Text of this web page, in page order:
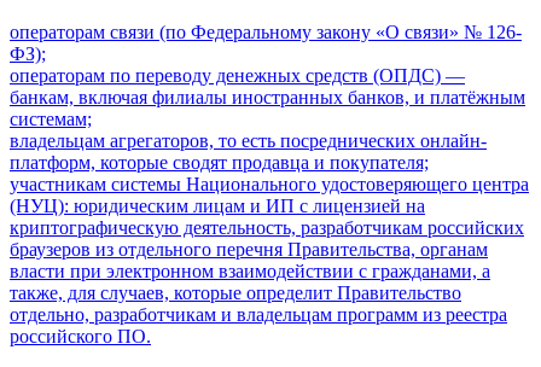
операторам связи (по Федеральному закону «О связи» № 126-
ФЗ);
операторам по переводу денежных средств (ОПДС) —
банкам, включая филиалы иностранных банков, и платёжным
системам;
владельцам агрегаторов, то есть посреднических онлайн-
платформ, которые сводят продавца и покупателя;
участникам системы Национального удостоверяющего центра
(НУЦ): юридическим лицам и ИП с лицензией на
криптографическую деятельность, разработчикам российских
браузеров из отдельного перечня Правительства, органам
власти при электронном взаимодействии с гражданами, а
также, для случаев, которые определит Правительство
отдельно, разработчикам и владельцам программ из реестра
российского ПО.